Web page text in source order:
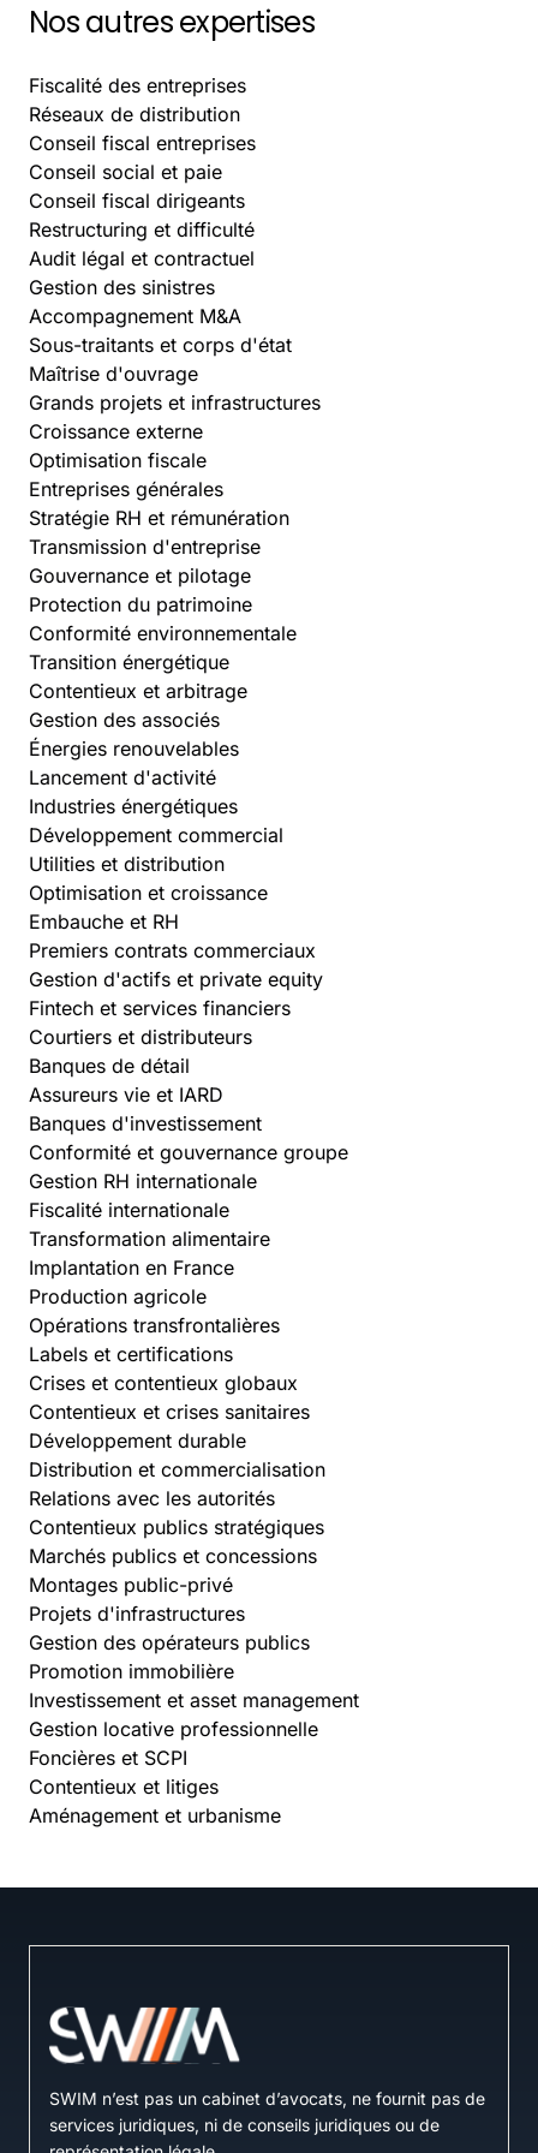
Nos autres expertises
Fiscalité des entreprises
Réseaux de distribution
Conseil fiscal entreprises
Conseil social et paie
Conseil fiscal dirigeants
Restructuring et difficulté
Audit légal et contractuel
Gestion des sinistres
Accompagnement M&A
Sous-traitants et corps d'état
Maîtrise d'ouvrage
Grands projets et infrastructures
Croissance externe
Optimisation fiscale
Entreprises générales
Stratégie RH et rémunération
Transmission d'entreprise
Gouvernance et pilotage
Protection du patrimoine
Conformité environnementale
Transition énergétique
Contentieux et arbitrage
Gestion des associés
Énergies renouvelables
Lancement d'activité
Industries énergétiques
Développement commercial
Utilities et distribution
Optimisation et croissance
Embauche et RH
Premiers contrats commerciaux
Gestion d'actifs et private equity
Fintech et services financiers
Courtiers et distributeurs
Banques de détail
Assureurs vie et IARD
Banques d'investissement
Conformité et gouvernance groupe
Gestion RH internationale
Fiscalité internationale
Transformation alimentaire
Implantation en France
Production agricole
Opérations transfrontalières
Labels et certifications
Crises et contentieux globaux
Contentieux et crises sanitaires
Développement durable
Distribution et commercialisation
Relations avec les autorités
Contentieux publics stratégiques
Marchés publics et concessions
Montages public-privé
Projets d'infrastructures
Gestion des opérateurs publics
Promotion immobilière
Investissement et asset management
Gestion locative professionnelle
Foncières et SCPI
Contentieux et litiges
Aménagement et urbanisme
SWIM n’est pas un cabinet d’avocats, ne fournit pas de
services juridiques, ni de conseils juridiques ou de